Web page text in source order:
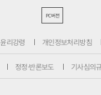
PC버전
윤리강령 개인정보처리방침
정정·반론보도 기사심의